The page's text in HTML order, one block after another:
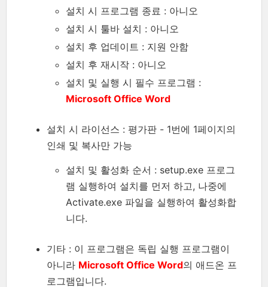
설치 시 프로그램 종료 : 아니오
설치 시 툴바 설치 : 아니오
설치 후 업데이트 : 지원 안함
설치 후 재시작 : 아니오
설치 및 실행 시 필수 프로그램 :
Microsoft Office Word
설치 시 라이선스 : 평가판 - 1번에 1페이지의
인쇄 및 복사만 가능
설치 및 활성화 순서 : setup.exe 프로그
램 실행하여 설치를 먼저 하고, 나중에
Activate.exe 파일을 실행하여 활성화합
니다.
기타 : 이 프로그램은 독립 실행 프로그램이
아니라 Microsoft Office Word의 애드온 프
로그램입니다.